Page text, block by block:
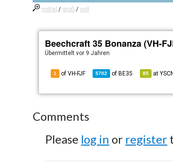
mittel / groß /voll
Beechcraft 35 Bonanza (VH-
Übermitteltvor 9 Jahren
1 of VH-FJF 5702 of BE35 85 atYSCN
Comments
Please log in or register